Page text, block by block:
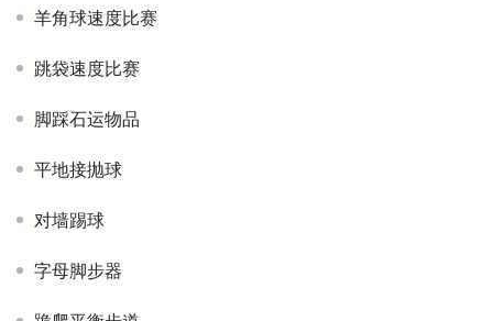
羊角球速度比赛
跳袋速度比赛
脚踩石运物品
平地接抛球
对墙踢球
字母脚步器